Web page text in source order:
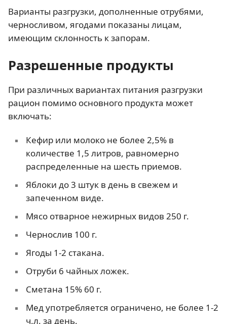
Варианты разгрузки, дополненные отрубями,
черносливом, ягодами показаны лицам,
имеющим склонность к запорам.
Разрешенные продукты
При различных вариантах питания разгрузки
рацион помимо основного продукта может
включать:
Кефир или молоко не более 2,5% в
количестве 1,5 литров, равномерно
распределенные на шесть приемов.
Яблоки до 3 штук в день в свежем и
запеченном виде.
Мясо отварное нежирных видов 250 г.
Чернослив 100 г.
Ягоды 1-2 стакана.
Отруби 6 чайных ложек.
Сметана 15% 60 г.
Мед употребляется ограничено, не более 1-2
ч.л. за день.